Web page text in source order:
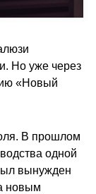
Но уже через
«Новый
В прошлом
одной
вынужден
новым